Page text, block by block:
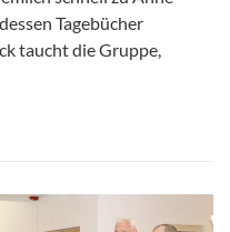
Tagebücher
taucht die Gruppe,